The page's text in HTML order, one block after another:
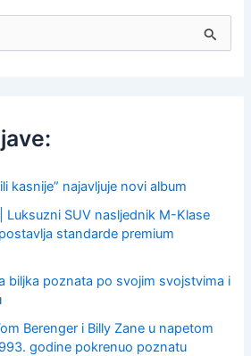
kasnije” najavljuje novi album
Luksuzni SUV nasljednik M-Klase
standarde premium
biljka poznata po svojim svojstvima i
Berenger i Billy Zane u napetom
godine pokrenuo poznatu